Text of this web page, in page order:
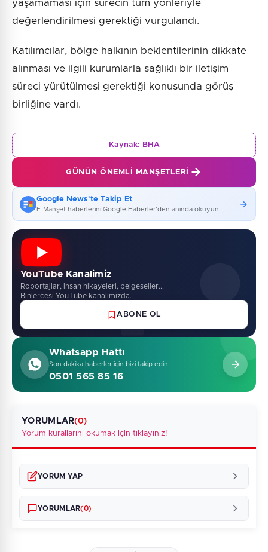
yaşamaması için sürecin tüm yönleriyle
değerlendirilmesi gerektiği vurgulandı.
Katılımcılar, bölge halkının beklentilerinin dikkate
alınması ve ilgili kurumlarla sağlıklı bir iletişim
süreci yürütülmesi gerektiği konusunda görüş
birliğine vardı.
Kaynak: BHA
GÜNÜN ÖNEMLI MANŞETLERI
Google News'te Takip Et
E-Manşet haberlerini Google Haberler'den anında okuyun
YouTube Kanalimiz
Roportajlar, insan hikayeleri, belgeseller...
Binlercesi YouTube kanalimizda.
ABONE OL
Whatsapp Hattı
Son dakika haberler için bizi takip edin!
0501 565 85 16
YORUMLAR(0)
Yorum kurallarını okumak için tıklayınız!
YORUM YAP
YORUMLAR(0)